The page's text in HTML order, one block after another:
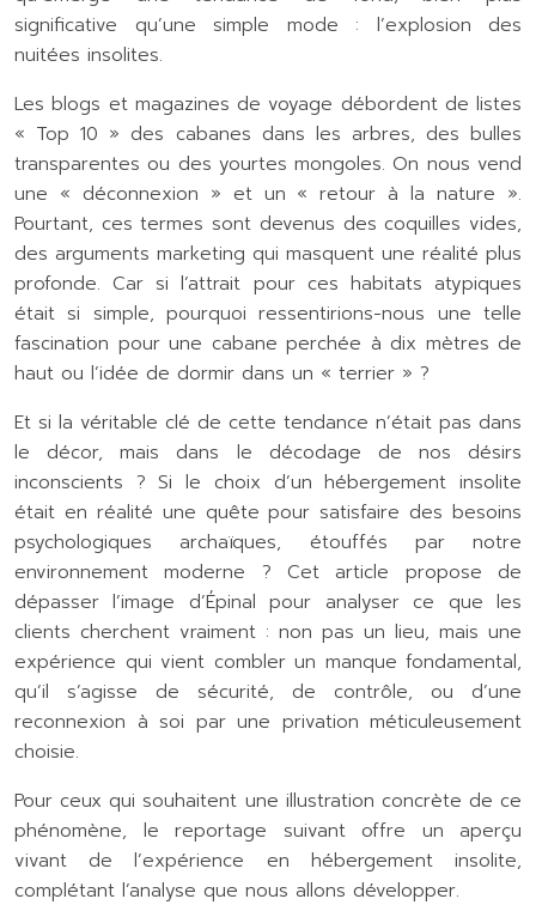
significative qu’une simple mode : l’explosion des
nuitées insolites.
Les blogs et magazines de voyage débordent de listes
« Top 10 » des cabanes dans les arbres, des bulles
transparentes ou des yourtes mongoles. On nous vend
une « déconnexion » et un « retour à la nature ».
Pourtant, ces termes sont devenus des coquilles vides,
des arguments marketing qui masquent une réalité plus
profonde. Car si l’attrait pour ces habitats atypiques
était si simple, pourquoi ressentirions-nous une telle
fascination pour une cabane perchée à dix mètres de
haut ou l’idée de dormir dans un « terrier » ?
Et si la véritable clé de cette tendance n’était pas dans
le décor, mais dans le décodage de nos désirs
inconscients ? Si le choix d’un hébergement insolite
était en réalité une quête pour satisfaire des besoins
psychologiques archaïques, étouffés par notre
environnement moderne ? Cet article propose de
dépasser l’image d’Épinal pour analyser ce que les
clients cherchent vraiment : non pas un lieu, mais une
expérience qui vient combler un manque fondamental,
qu’il s’agisse de sécurité, de contrôle, ou d’une
reconnexion à soi par une privation méticuleusement
choisie.
Pour ceux qui souhaitent une illustration concrète de ce
phénomène, le reportage suivant offre un aperçu
vivant de l’expérience en hébergement insolite,
complétant l’analyse que nous allons développer.